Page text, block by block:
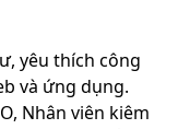
yêu thích công
và ứng dụng.
Nhân viên kiêm